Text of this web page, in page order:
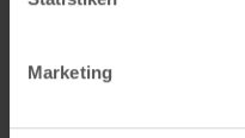
Marketing